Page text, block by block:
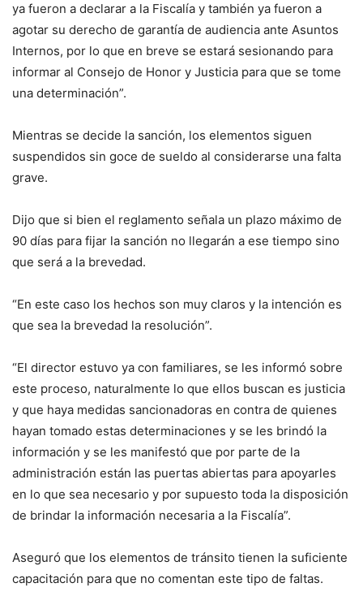
ya fueron a declarar a la Fiscalía y también ya fueron a
agotar su derecho de garantía de audiencia ante Asuntos
Internos, por lo que en breve se estará sesionando para
informar al Consejo de Honor y Justicia para que se tome
una determinación”.
Mientras se decide la sanción, los elementos siguen
suspendidos sin goce de sueldo al considerarse una falta
grave.
Dijo que si bien el reglamento señala un plazo máximo de
90 días para fijar la sanción no llegarán a ese tiempo sino
que será a la brevedad.
“En este caso los hechos son muy claros y la intención es
que sea la brevedad la resolución”.
“El director estuvo ya con familiares, se les informó sobre
este proceso, naturalmente lo que ellos buscan es justicia
y que haya medidas sancionadoras en contra de quienes
hayan tomado estas determinaciones y se les brindó la
información y se les manifestó que por parte de la
administración están las puertas abiertas para apoyarles
en lo que sea necesario y por supuesto toda la disposición
de brindar la información necesaria a la Fiscalía”.
Aseguró que los elementos de tránsito tienen la suficiente
capacitación para que no comentan este tipo de faltas.